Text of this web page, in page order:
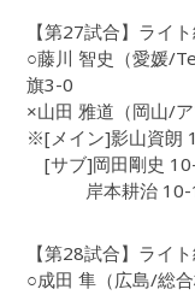
【第27試合】ライ
○藤川 智史（愛媛/
旗3-0
×山田 雅道（岡山/
※[メイン]影山資朗
[サブ]岡田剛史
岸本耕治 10-
【第28試合】ライ
○成田 隼（広島/総合